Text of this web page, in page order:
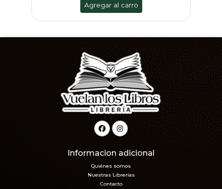
Agregar al carro
Informacion adicional
Quiénes somos
Nuestras Librerías
Contacto